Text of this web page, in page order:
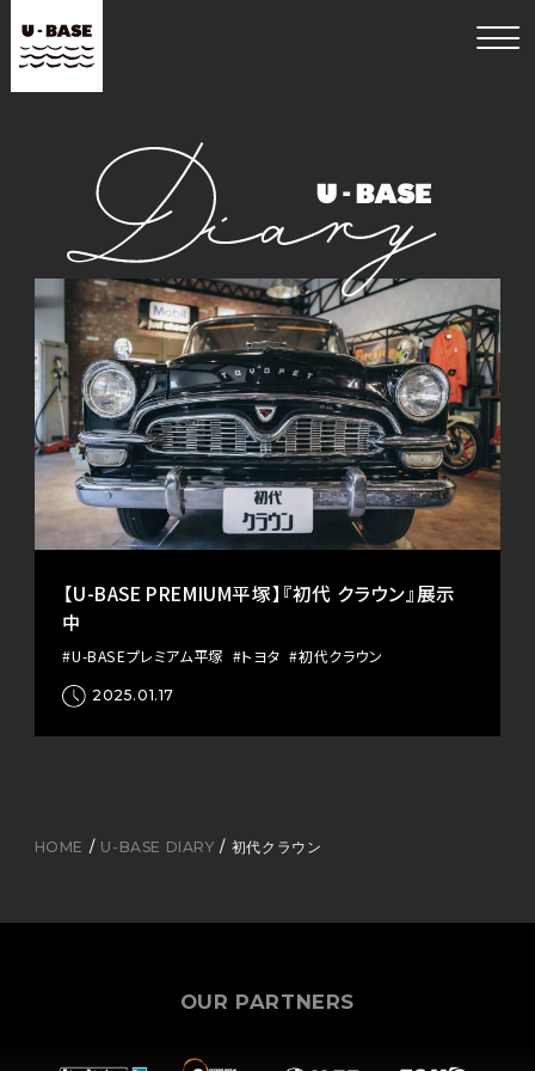
【U-BASE PREMIUM平塚】『初代 クラウン』展示
中
#U-BASEプレミアム平塚 #トヨタ #初代クラウン
2025.01.17
HOME U-BASE DIARY 初代クラウン
OUR PARTNERS